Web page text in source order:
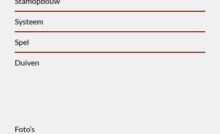
Systeem
Spel
Duiven
Foto’s